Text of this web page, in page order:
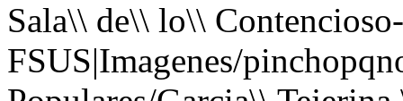
Sala\\ de\\ lo\\
FSUS|Imagenes/